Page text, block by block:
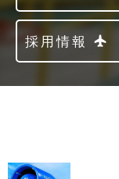
採用情報